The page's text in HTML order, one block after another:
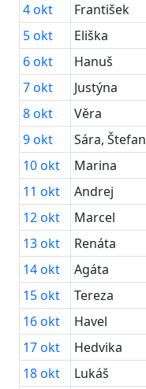
4okt
František
5okt
Eliška
6okt
Hanuš
7okt
Justýna
8okt
Věra
9okt
Sára, Štefan
10okt
Marina
11 okt
Andrej
12okt
Marcel
13okt
Renáta
14okt
Agáta
15okt
Tereza
16okt
Havel
17okt
Hedvika
18okt
Lukáš